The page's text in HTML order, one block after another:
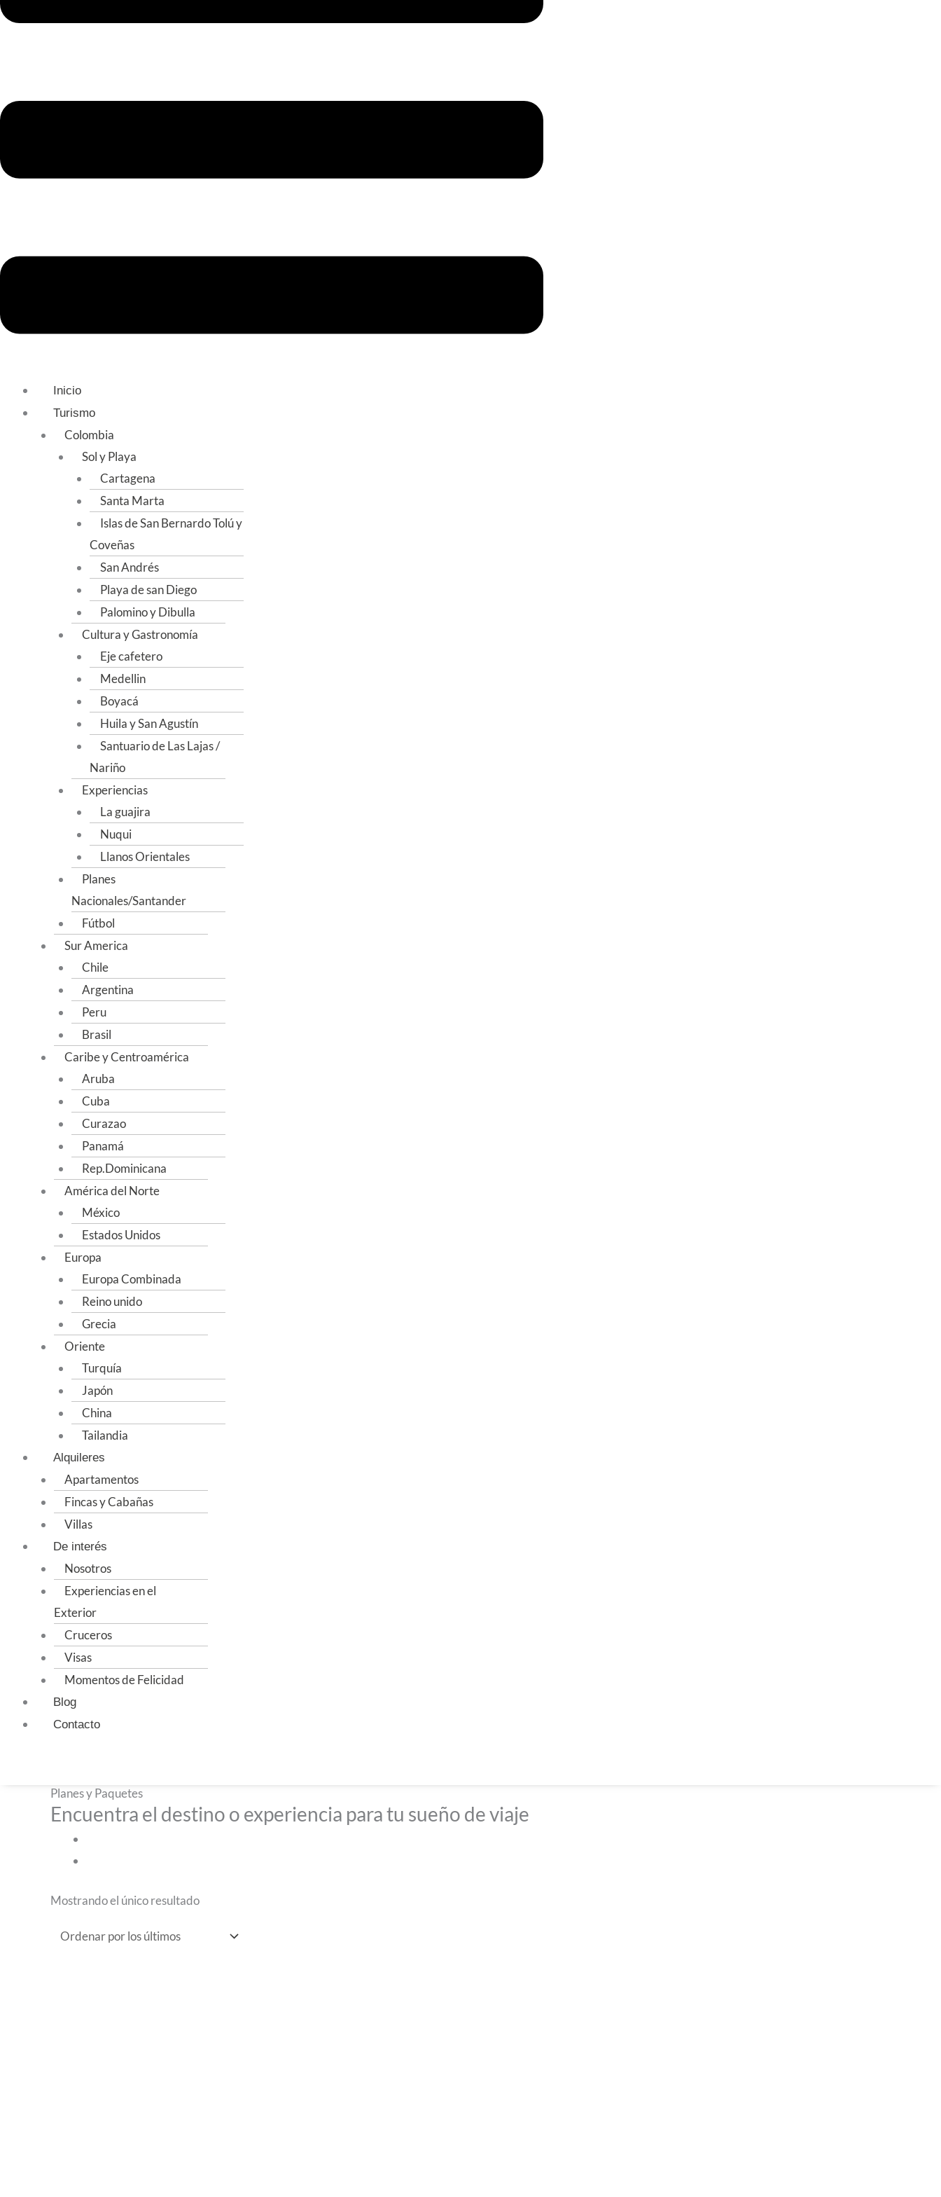
Inicio
Turismo
Colombia
Sol y Playa
Cartagena
Santa Marta
Islas de San Bernardo Tolú y
Coveñas
San Andrés
Playa de san Diego
Palomino y Dibulla
Cultura y Gastronomía
Eje cafetero
Medellin
Boyacá
Huila y San Agustín
Santuario de Las Lajas /
Nariño
Experiencias
La guajira
Nuqui
Llanos Orientales
Planes
Nacionales/Santander
Fútbol
Sur America
Chile
Argentina
Peru
Brasil
Caribe y Centroamérica
Aruba
Cuba
Curazao
Panamá
Rep.Dominicana
América del Norte
México
Estados Unidos
Europa
Europa Combinada
Reino unido
Grecia
Oriente
Turquía
Japón
China
Tailandia
Alquileres
Apartamentos
Fincas y Cabañas
Villas
De interés
Nosotros
Experiencias en el
Exterior
Cruceros
Visas
Momentos de Felicidad
Blog
Contacto
Planes y Paquetes
Encuentra el destino o experiencia para tu sueño de viaje
Mostrando el único resultado